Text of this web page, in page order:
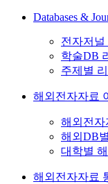
Databases &
전자저널
학술DB
주제별
해외전자자료
해외전자
해외DB
대학별
해외전자자료